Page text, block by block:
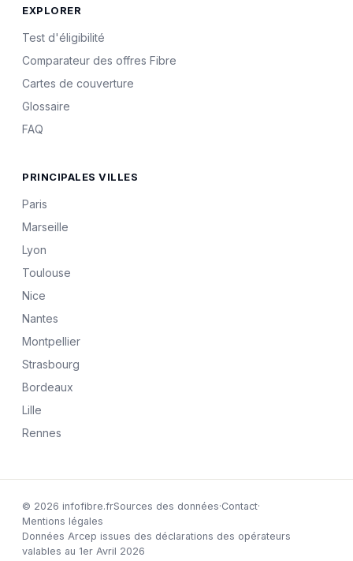
EXPLORER
Test d'éligibilité
Comparateur des offres Fibre
Cartes de couverture
Glossaire
FAQ
PRINCIPALES VILLES
Paris
Marseille
Lyon
Toulouse
Nice
Nantes
Montpellier
Strasbourg
Bordeaux
Lille
Rennes
© 2026 infofibre.frSources des données·Contact·
Mentions légales
Données Arcep issues des déclarations des opérateurs
valables au 1er Avril 2026